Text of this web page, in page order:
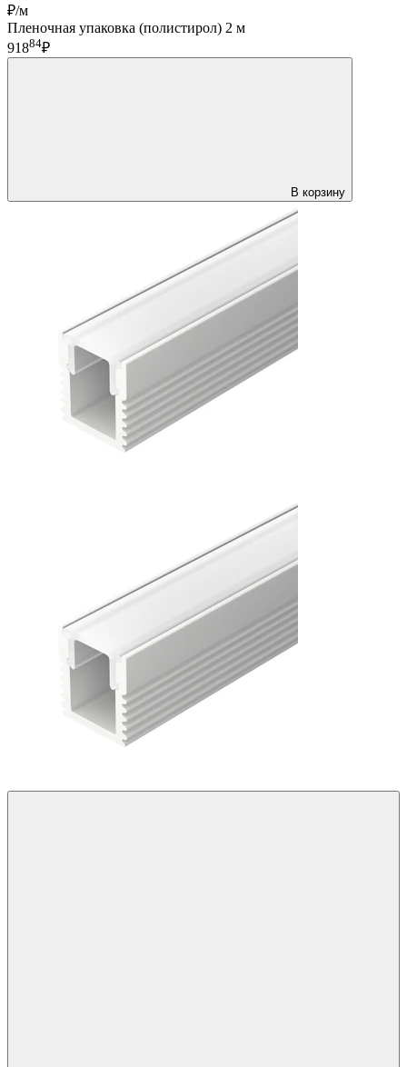
₽/м
Пленочная упаковка (полистирол) 2 м
91884₽
В корзину